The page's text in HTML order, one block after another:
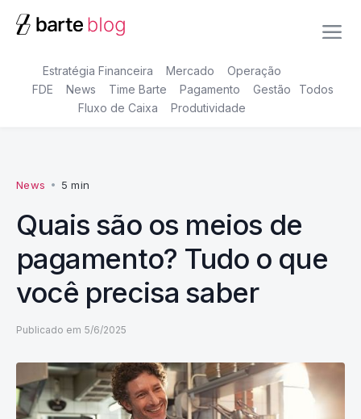
Estratégia Financeira Mercado
Operação
FDE
News Time Barte Pagamento
Gestão
Fluxo de Caixa
Produtividade
Todos
News • 5 min
Quais são os meios de
pagamento? Tudo o que
você precisa saber
Publicado em 5/6/2025